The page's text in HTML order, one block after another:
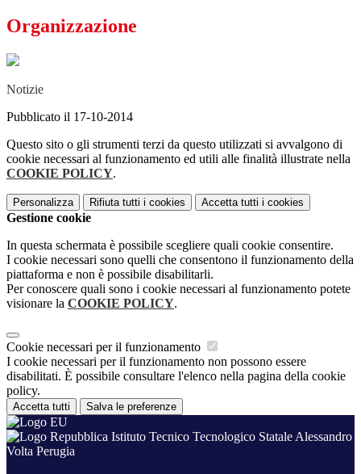
Organizzazione
Notizie
Pubblicato il 17-10-2014
Questo sito o gli strumenti terzi da questo utilizzati si avvalgono di
cookie necessari al funzionamento ed utili alle finalità illustrate nella
COOKIE POLICY.
Personalizza Rifiuta tutti i cookies Accetta tutti i cookies
Gestione cookie
In questa schermata è possibile scegliere quali cookie consentire.
I cookie necessari sono quelli che consentono il funzionamento della
piattaforma e non è possibile disabilitarli.
Per conoscere quali sono i cookie necessari al funzionamento potete
visionare la COOKIE POLICY.
Cookie necessari per il funzionamento
I cookie necessari per il funzionamento non possono essere
disabilitati. È possibile consultare l'elenco nella pagina della cookie
policy.
Accetta tutti Salva le preferenze
Istituto Tecnico Tecnologico Statale Alessandro
Volta Perugia